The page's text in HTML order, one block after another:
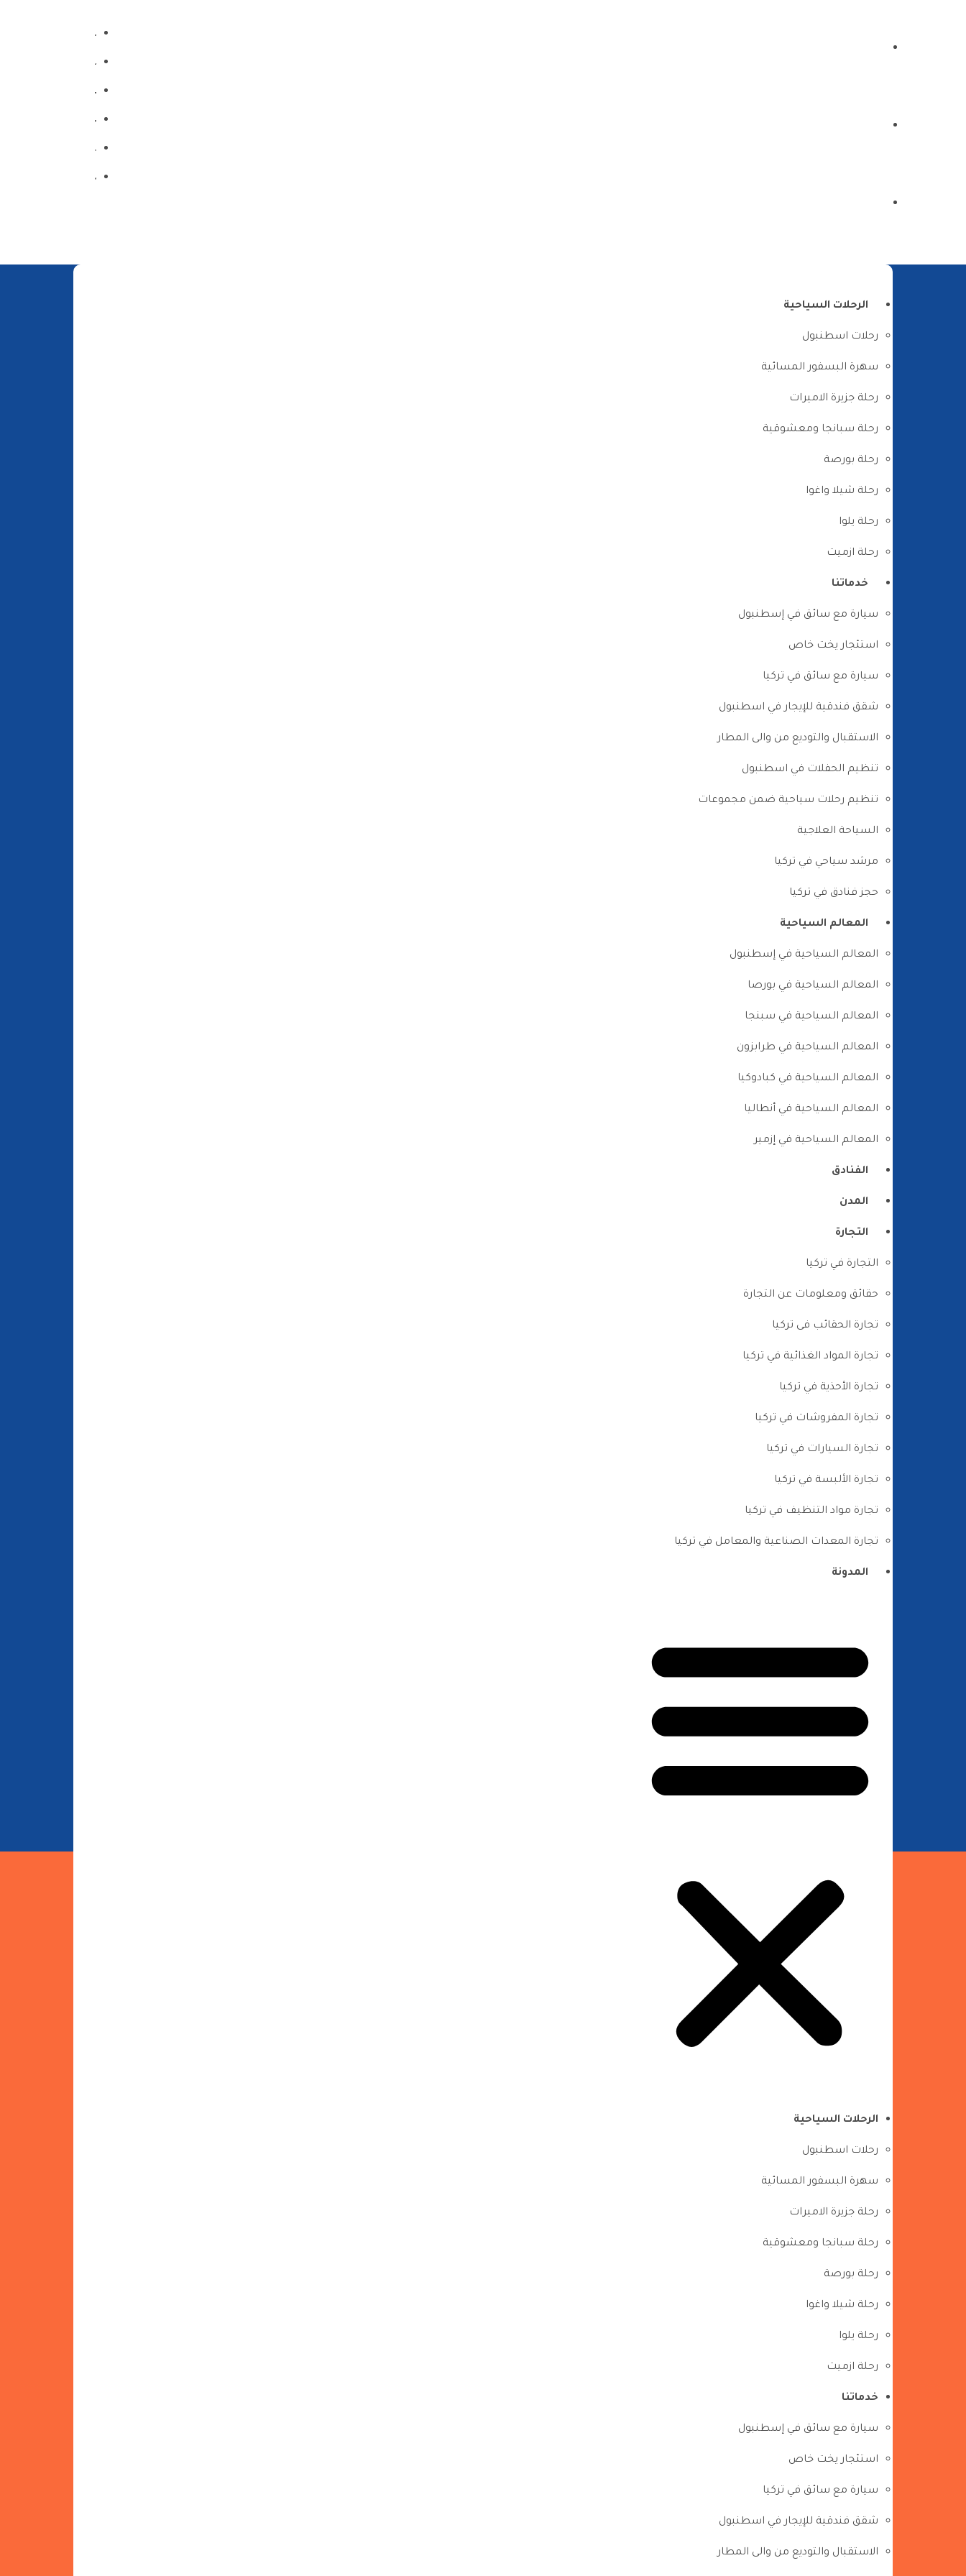
الرحلات السياحية
رحلات اسطنبول
سهرة البسفور المسائية
رحلة جزيرة الاميرات
رحلة سبانجا ومعشوقية
رحلة بورصة
رحلة شيلا واغوا
رحلة يلوا
رحلة ازميت
خدماتنا
سيارة مع سائق في إسطنبول
استئجار يخت خاص
سيارة مع سائق في تركيا
شقق فندقية للإيجار في اسطنبول
الاستقبال والتوديع من والى المطار
تنظيم الحفلات في اسطنبول
تنظيم رحلات سياحية ضمن مجموعات
السياحة العلاجية
مرشد سياحي في تركيا
حجز فنادق في تركيا
المعالم السياحية
المعالم السياحية في إسطنبول
المعالم السياحية في بورصا
المعالم السياحية في سبنجا
المعالم السياحية في طرابزون
المعالم السياحية في كبادوكيا
المعالم السياحية في أنطاليا
المعالم السياحية في إزمير
الفنادق
المدن
التجارة
التجارة في تركيا
حقائق ومعلومات عن التجارة
تجارة الحقائب فى تركيا
تجارة المواد الغذائية في تركيا
تجارة الأحذية في تركيا
تجارة المفروشات في تركيا
تجارة السيارات في تركيا
تجارة الألبسة في تركيا
تجارة مواد التنظيف في تركيا
تجارة المعدات الصناعية والمعامل في تركيا
المدونة
الرحلات السياحية
رحلات اسطنبول
سهرة البسفور المسائية
رحلة جزيرة الاميرات
رحلة سبانجا ومعشوقية
رحلة بورصة
رحلة شيلا واغوا
رحلة يلوا
رحلة ازميت
خدماتنا
سيارة مع سائق في إسطنبول
استئجار يخت خاص
سيارة مع سائق في تركيا
شقق فندقية للإيجار في اسطنبول
الاستقبال والتوديع من والى المطار